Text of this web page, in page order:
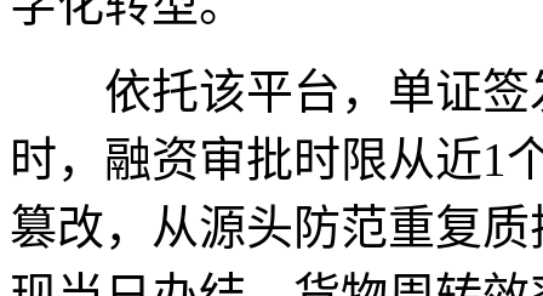
依托该平台，单证签
时，融资审批时限从近1
篡改，从源头防范重复